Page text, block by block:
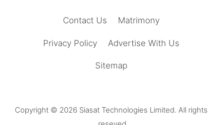
Matrimony
Contact Us
Advertise With Us
Privacy Policy
Sitemap
Copyright © 2026 Siasat Technologies Limited. All rights